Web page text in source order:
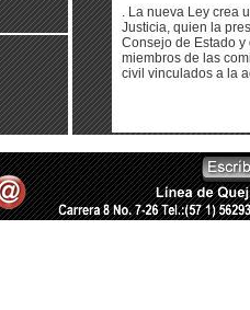
. La nueva Ley crea
Justicia, quien la
Consejo de Estado
miembros de las
civil vinculados a la